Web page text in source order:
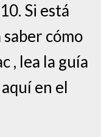
Si está
saber cómo
, lea la guía
en el